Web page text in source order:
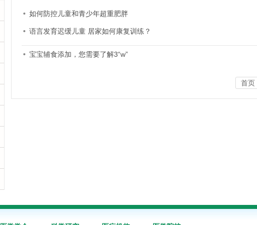
如何防控儿童和青少年超重肥胖
语言发育迟缓儿童 居家如何康复训练？
宝宝辅食添加，您需要了解3“w”
首页